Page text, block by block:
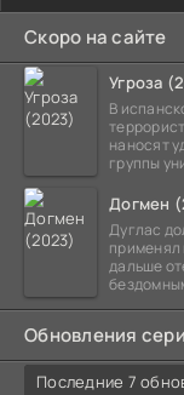
Скоро на сайте
Угроза
В
наносят
группы
Догмен
Дуглас
применял
дальше
Обновления
Последние 7